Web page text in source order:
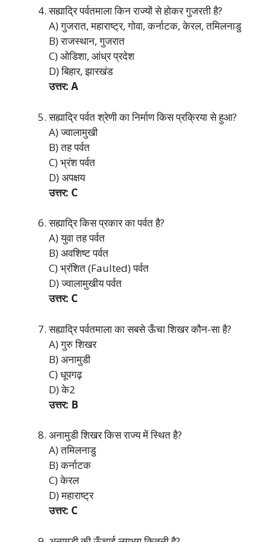
सह्याद्रि पर्वतमाला किन राज्यों से होकर गुजरती है?
A) गुजरात, महाराष्ट्र, गोवा, कर्नाटक, केरल, तमिलनाडु
B) राजस्थान, गुजरात
C) ओडिशा, आंध्र प्रदेश
D) बिहार, झारखंड
उत्तर: A
सह्याद्रि पर्वत श्रेणी का निर्माण किस प्रक्रिया से हुआ?
A) ज्वालामुखी
B) तह पर्वत
C) भ्रंश पर्वत
D) अपक्षय
उत्तर: C
सह्याद्रि किस प्रकार का पर्वत है?
A) युवा तह पर्वत
B) अवशिष्ट पर्वत
C) भ्रंशित (Faulted) पर्वत
D) ज्वालामुखीय पर्वत
उत्तर: C
सह्याद्रि पर्वतमाला का सबसे ऊँचा शिखर कौन-सा है?
A) गुरु शिखर
B) अनामुडी
C) धूपगढ़
D) के2
उत्तर: B
अनामुडी शिखर किस राज्य में स्थित है?
A) तमिलनाडु
B) कर्नाटक
C) केरल
D) महाराष्ट्र
उत्तर: C